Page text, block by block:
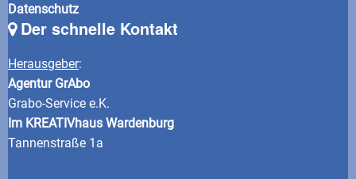
Datenschutz
Der schnelle Kontakt
Herausgeber:
Agentur GrAbo
Grabo-Service e.K.
Im KREATIVhaus Wardenburg
Tannenstraße 1a